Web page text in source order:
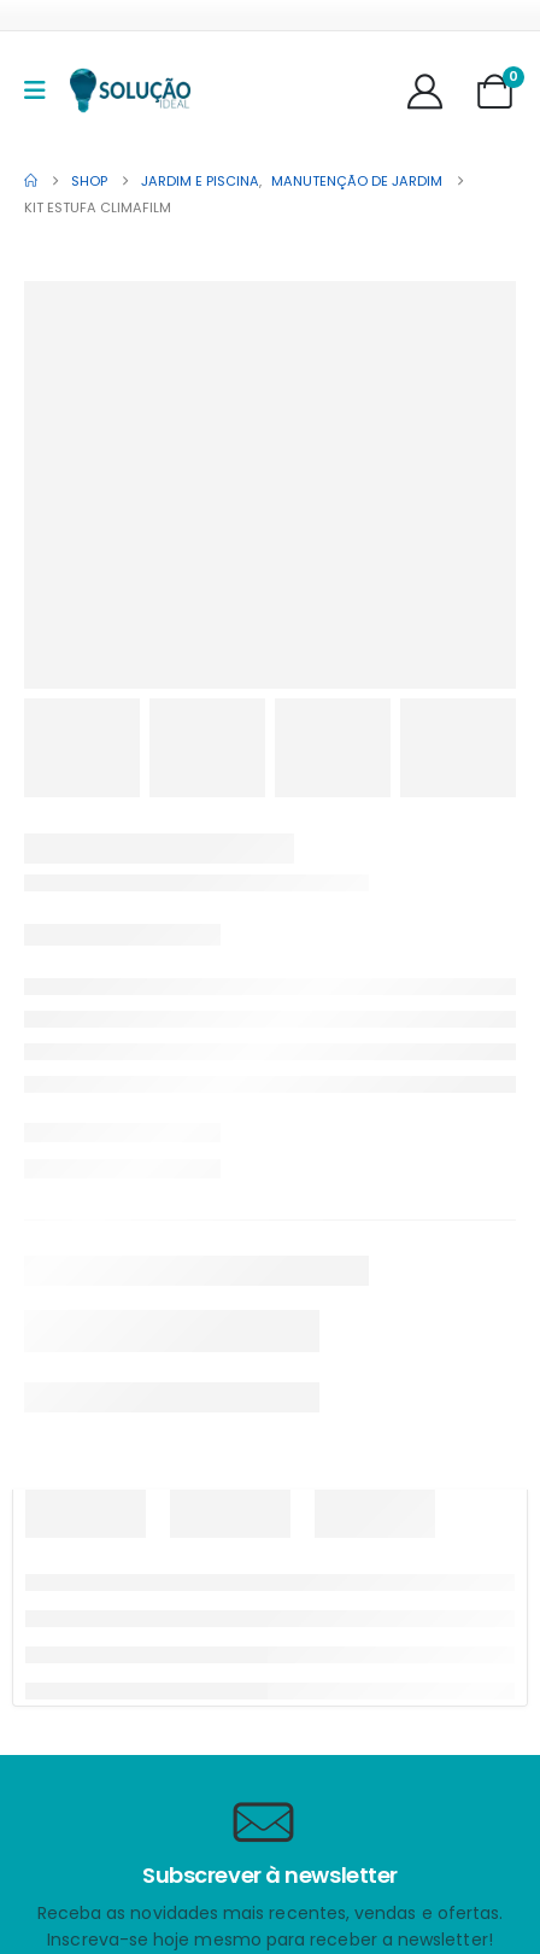
0
SHOP JARDIM E PISCINA, MANUTENÇÃO DE JARDIM
KIT ESTUFA CLIMAFILM
Subscrever à newsletter
Receba as novidades mais recentes, vendas e ofertas.
Inscreva-se hoje mesmo para receber a newsletter!